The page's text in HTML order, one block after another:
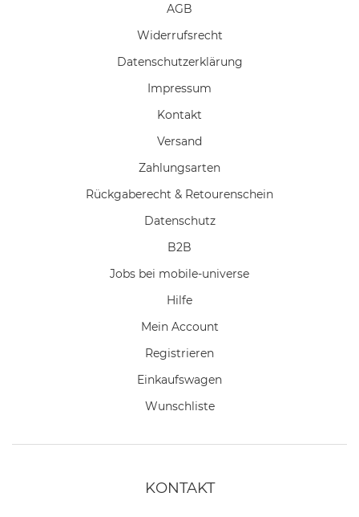
AGB
Widerrufs­recht
Daten­schutz­erklärung
Impressum
Kontakt
Versand
Zahlungsarten
Rückgaberecht & Retourenschein
Datenschutz
B2B
Jobs bei mobile-universe
Hilfe
Mein Account
Registrieren
Einkaufswagen
Wunschliste
KONTAKT